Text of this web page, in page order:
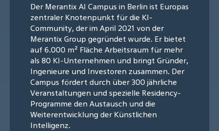
Der Merantix AI Campus in Berlin ist Europas
zentraler Knotenpunkt für die KI-
Community, der im April 2021 von der
Merantix Group gegründet wurde. Er bietet
auf 6.000 m² Fläche Arbeitsraum für mehr
als 80 KI-Unternehmen und bringt Gründer,
Ingenieure und Investoren zusammen. Der
Campus fördert durch über 300 jährliche
Veranstaltungen und spezielle Residency-
Programme den Austausch und die
Weiterentwicklung der Künstlichen
Intelligenz.